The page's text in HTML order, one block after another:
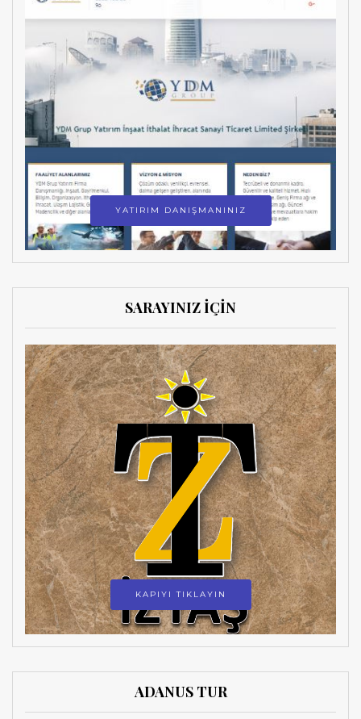
YATIRIM DANIŞMANINIZ
SARAYINIZ İÇİN
KAPIYI TIKLAYIN
ADANUS TUR